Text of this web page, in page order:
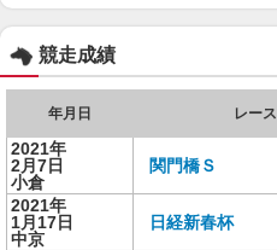
競走成績
年月日 レース
2021年
2月7日
小倉
関門橋Ｓ
2021年
1月17日
中京
日経新春杯